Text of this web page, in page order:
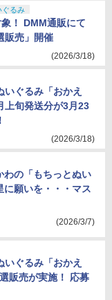
ぐるみ
！ DMM通販にて
販売」開催
(2026/3/18)
いぐるみ「おかえ
上旬発送分が3月23
(2026/3/18)
わの「もちっとぬい
に願いを・・・マス
(2026/3/7)
いぐるみ「おかえ
販売が実施！ 応募